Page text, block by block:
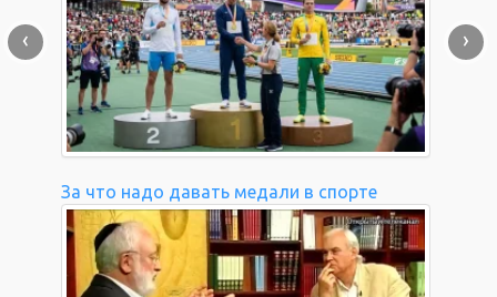
За что надо давать медали в спорте
‹ ›